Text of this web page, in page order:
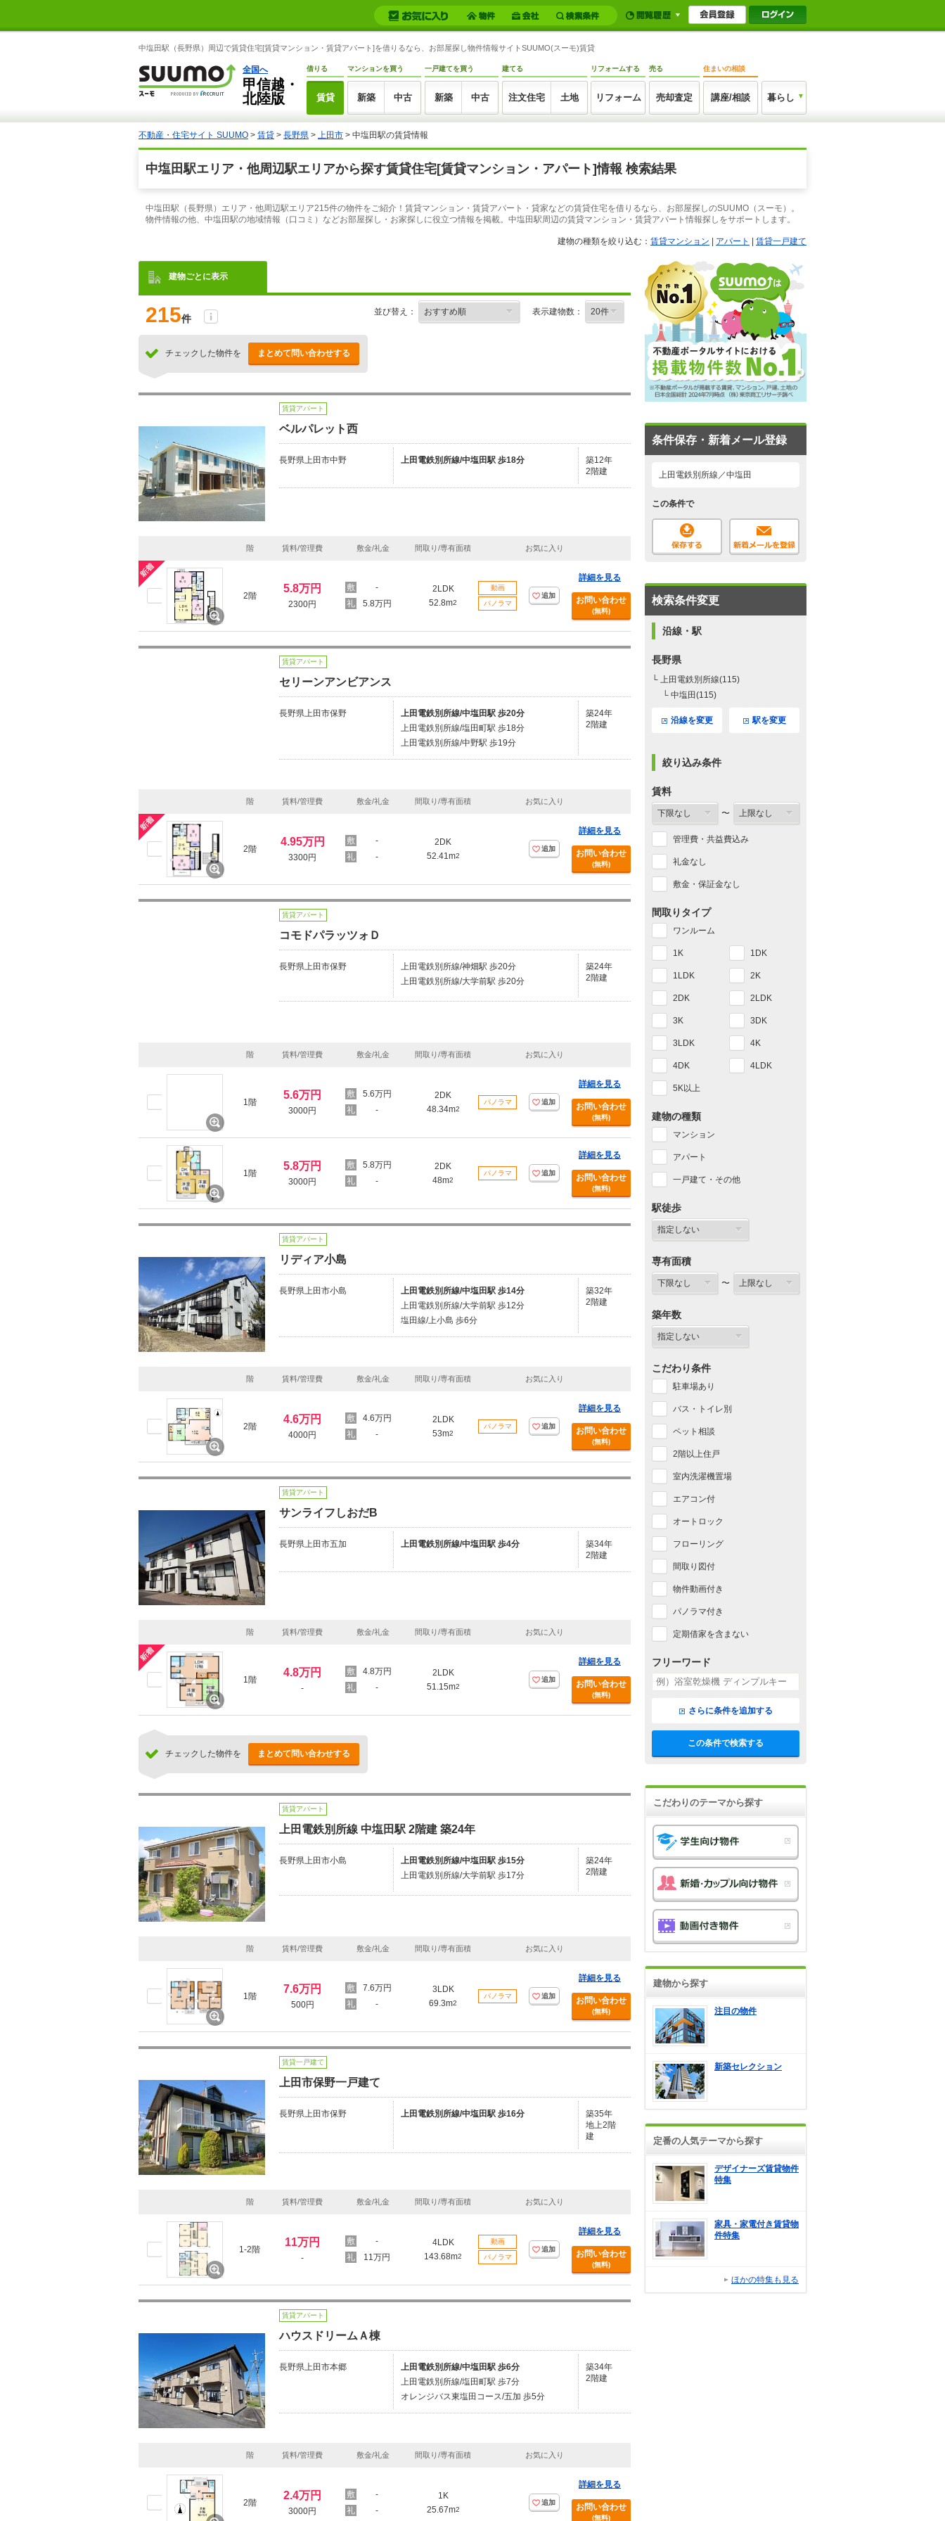
中塩田駅（長野県）周辺で賃貸住宅[賃貸マンション・賃貸アパート]を借りるなら、お部屋探し物件情報サイトSUUMO(スーモ)賃貸
全国へ
甲信越・
北陸版
借りる
賃貸
マンションを買う
新築 中古
一戸建てを買う
新築 中古
建てる
注文住宅 土地
リフォームする
リフォーム
売る
売却査定
住まいの相談
講座/相談 暮らし
不動産・住宅サイト SUUMO > 賃貸 > 長野県 > 上田市 > 中塩田駅の賃貸情報
中塩田駅エリア・他周辺駅エリアから探す賃貸住宅[賃貸マンション・アパート]情報 検索結果
中塩田駅（長野県）エリア・他周辺駅エリア215件の物件をご紹介！賃貸マンション・賃貸アパート・貸家などの賃貸住宅を借りるなら、お部屋探しのSUUMO（スーモ）。
物件情報の他、中塩田駅の地域情報（口コミ）などお部屋探し・お家探しに役立つ情報を掲載。中塩田駅周辺の賃貸マンション・賃貸アパート情報探しをサポートします。
建物の種類を絞り込む： 賃貸マンション アパート 賃貸一戸建て
建物ごとに表示
215件
並び替え： 表示建物数：
チェックした物件を まとめて問い合わせする
賃貸アパート
ベルパレット西
長野県上田市中野 上田電鉄別所線/中塩田駅 歩18分
築12年
2階建
階 賃料/管理費 敷金/礼金 間取り/専有面積 お気に入り
2階
5.8万円
2300円
-
5.8万円
2LDK
52.8m2
動画
パノラマ
追加
詳細を見る
お問い合わせ
(無料)
賃貸アパート
セリーンアンビアンス
長野県上田市保野
上田電鉄別所線/中塩田駅 歩20分
上田電鉄別所線/塩田町駅 歩18分
上田電鉄別所線/中野駅 歩19分
築24年
2階建
階 賃料/管理費 敷金/礼金 間取り/専有面積 お気に入り
2階
4.95万円
3300円
-
-
2DK
52.41m2
追加
詳細を見る
お問い合わせ
(無料)
賃貸アパート
コモドパラッツォＤ
長野県上田市保野
上田電鉄別所線/神畑駅 歩20分
上田電鉄別所線/大学前駅 歩20分
築24年
2階建
階 賃料/管理費 敷金/礼金 間取り/専有面積 お気に入り
1階
5.6万円
3000円
5.6万円
-
2DK
48.34m2
パノラマ 追加
詳細を見る
お問い合わせ
(無料)
1階
5.8万円
3000円
5.8万円
-
2DK
48m2
パノラマ 追加
詳細を見る
お問い合わせ
(無料)
賃貸アパート
リディア小島
長野県上田市小島
上田電鉄別所線/中塩田駅 歩14分
上田電鉄別所線/大学前駅 歩12分
塩田線/上小島 歩6分
築32年
2階建
階 賃料/管理費 敷金/礼金 間取り/専有面積 お気に入り
2階
4.6万円
4000円
4.6万円
-
2LDK
53m2
パノラマ 追加
詳細を見る
お問い合わせ
(無料)
賃貸アパート
サンライフしおだB
長野県上田市五加 上田電鉄別所線/中塩田駅 歩4分
築34年
2階建
階 賃料/管理費 敷金/礼金 間取り/専有面積 お気に入り
1階
4.8万円
-
4.8万円
-
2LDK
51.15m2
追加
詳細を見る
お問い合わせ
(無料)
チェックした物件を まとめて問い合わせする
賃貸アパート
上田電鉄別所線 中塩田駅 2階建 築24年
長野県上田市小島
上田電鉄別所線/中塩田駅 歩15分
上田電鉄別所線/大学前駅 歩17分
築24年
2階建
階 賃料/管理費 敷金/礼金 間取り/専有面積 お気に入り
1階
7.6万円
500円
7.6万円
-
3LDK
69.3m2
パノラマ 追加
詳細を見る
お問い合わせ
(無料)
賃貸一戸建て
上田市保野一戸建て
長野県上田市保野 上田電鉄別所線/中塩田駅 歩16分
築35年
地上2階
建
階 賃料/管理費 敷金/礼金 間取り/専有面積 お気に入り
1-2階
11万円
-
-
11万円
4LDK
143.68m2
動画
パノラマ
追加
詳細を見る
お問い合わせ
(無料)
賃貸アパート
ハウスドリームＡ棟
長野県上田市本郷
上田電鉄別所線/中塩田駅 歩6分
上田電鉄別所線/塩田町駅 歩7分
オレンジバス東塩田コース/五加 歩5分
築34年
2階建
階 賃料/管理費 敷金/礼金 間取り/専有面積 お気に入り
2階
2.4万円
3000円
-
-
1K
25.67m2
追加
詳細を見る
お問い合わせ
(無料)
条件保存・新着メール登録
上田電鉄別所線／中塩田
この条件で
検索条件変更
沿線・駅
長野県
└ 上田電鉄別所線(115)
└ 中塩田(115)
沿線を変更 駅を変更
絞り込み条件
賃料
〜
管理費・共益費込み
礼金なし
敷金・保証金なし
間取りタイプ
ワンルーム
1K 1DK
1LDK 2K
2DK 2LDK
3K 3DK
3LDK 4K
4DK 4LDK
5K以上
建物の種類
マンション
アパート
一戸建て・その他
駅徒歩
専有面積
〜
築年数
こだわり条件
駐車場あり
バス・トイレ別
ペット相談
2階以上住戸
室内洗濯機置場
エアコン付
オートロック
フローリング
間取り図付
物件動画付き
パノラマ付き
定期借家を含まない
フリーワード
さらに条件を追加する
この条件で検索する
こだわりのテーマから探す
建物から探す
注目の物件
新築セレクション
定番の人気テーマから探す
デザイナーズ賃貸物件
特集
家具・家電付き賃貸物
件特集
ほかの特集も見る